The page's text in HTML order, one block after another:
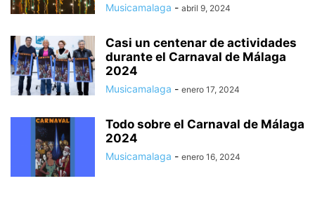
Musicamalaga - abril 9, 2024
Casi un centenar de actividades
durante el Carnaval de Málaga
2024
Musicamalaga - enero 17, 2024
Todo sobre el Carnaval de Málaga
2024
Musicamalaga - enero 16, 2024